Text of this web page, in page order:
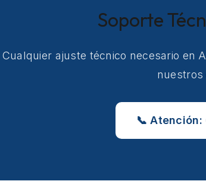
Soporte
Cualquier ajuste técnico necesario en
nuestros
📞